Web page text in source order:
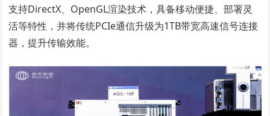
支持DirectX、OpenGL渲染技术，具备移动便捷、部署灵
活等特性，并将传统PCIe通信升级为1TB带宽高速信号连接
器，提升传输效能。